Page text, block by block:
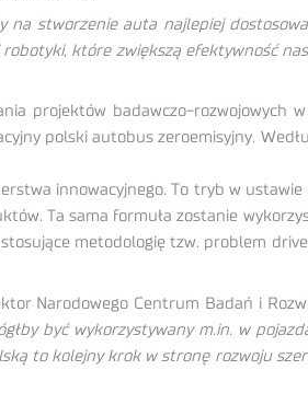
stworzenie auta najlepiej
które zwiększą efektywność
projektów badawczo-rozwojowych
polski autobus zeroemisyjny.
innowacyjnego. To tryb w ustawie
Ta sama formuła zostanie
metodologię tzw. problem
Narodowego Centrum Badań i
być wykorzystywany m.in. w
to kolejny krok w stronę rozwoju